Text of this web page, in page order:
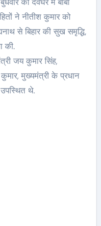
ने नीतीश कुमार को
से बिहार की सुख समृद्धि,
की.
जय कुमार सिंह,
कुमार, मुख्यमंत्री के प्रधान
थे.